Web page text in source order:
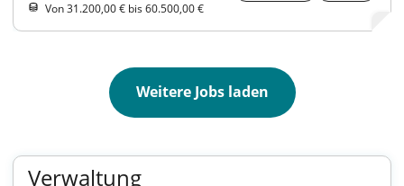
Von 31.200,00 € bis 60.500,00 €
Weitere Jobs laden
Verwaltung